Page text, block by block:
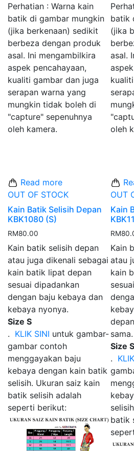
Perhatian : Warna kain
batik di gambar mungkin
(jika berkenaan) sedikit
berbeza dengan produk
asal. Ini mengambilkira
aspek pencahayaan,
kualiti gambar dan juga
serapan warna yang
mungkin tidak boleh di
"capture" sepenuhnya
oleh kamera.
batik
(jika
asal.
oleh
Read more
OUT OF STOCK
Kain Batik Selisih Depan
KBK1080 (S)
RM80.00
Kain batik selisih depan
atau juga dikenali sebagai
kain batik lipat depan
sesuai dipadankan
dengan baju kebaya dan
kebaya nyonya.
Size S
. KLIK SINI untuk gambar-
gambar contoh
menggayakan baju
kebaya dengan kain batik
selisih. Ukuran saiz kain
batik selisih adalah
seperti berikut:
OUT
Kain
RM
Kain
atau
kain
sama.
Size S
.
batik